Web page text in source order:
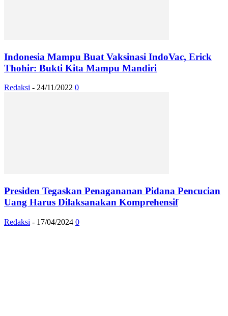
Indonesia Mampu Buat Vaksinasi IndoVac, Erick
Thohir: Bukti Kita Mampu Mandiri
Redaksi - 24/11/2022 0
Presiden Tegaskan Penagananan Pidana Pencucian
Uang Harus Dilaksanakan Komprehensif
Redaksi - 17/04/2024 0